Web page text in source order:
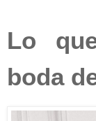
Lo
boda